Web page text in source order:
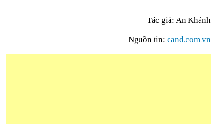
Tác giả: An Khánh
Nguồn tin: cand.com.vn